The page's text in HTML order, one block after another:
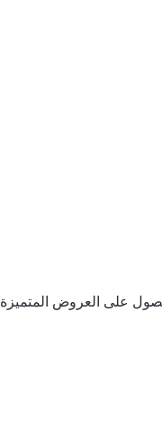
على العروض المتميزة